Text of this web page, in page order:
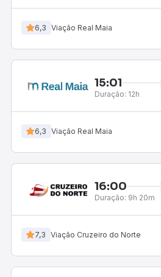
6,3 Viação Real Maia
15:01
Duração: 12h
6,3 Viação Real Maia
16:00
Duração: 9h 20m
7,3 Viação Cruzeiro do Norte